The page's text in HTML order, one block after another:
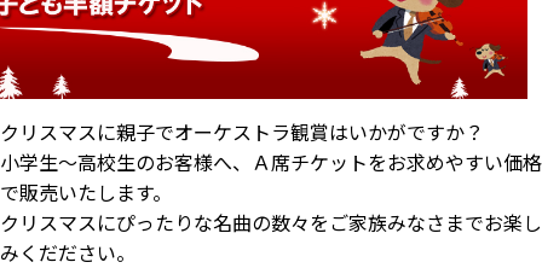
クリスマスに親子でオーケストラ観賞はいかがですか？
小学生～高校生のお客様へ、Ａ席チケットをお求めやすい価格
で販売いたします。
クリスマスにぴったりな名曲の数々をご家族みなさまでお楽し
みくだださい。